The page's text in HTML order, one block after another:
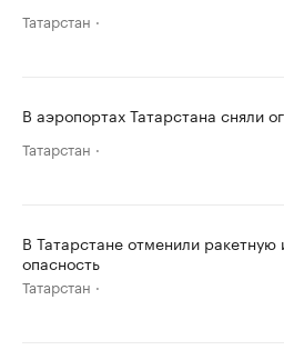
Татарстан
В аэропортах Татарстана сняли
Татарстан
В Татарстане отменили
опасность
Татарстан